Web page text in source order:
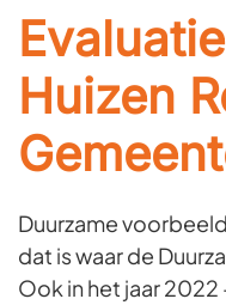
Huizen
Duurzame
dat is waar de
Ook in het jaar 2022